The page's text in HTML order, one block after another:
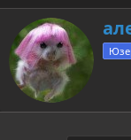
А
в
т